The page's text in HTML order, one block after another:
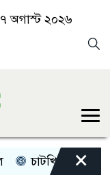
অগাস্ট ২০২৬
চাটখিলে পানিতে
×